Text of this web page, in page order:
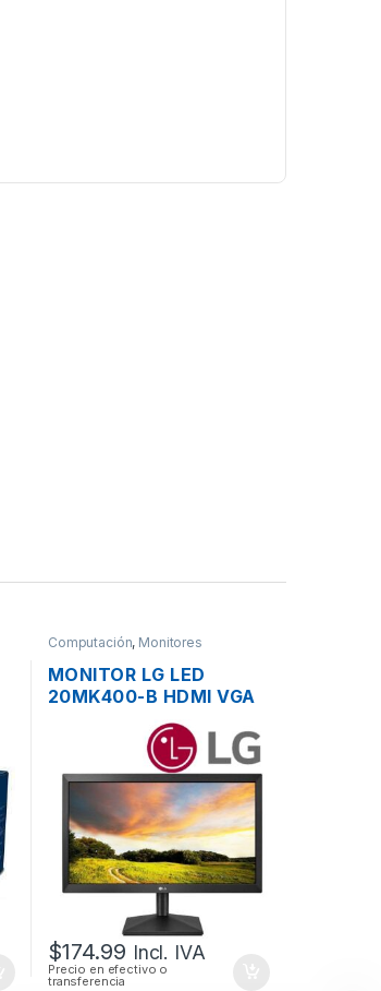
Computación, Monitores
MONITOR LG LED
20MK400-B HDMI VGA
FLAT PANEL WIDE
SCREEN DE 20”
$174.99 Incl. IVA
Precio en efectivo o
transferencia